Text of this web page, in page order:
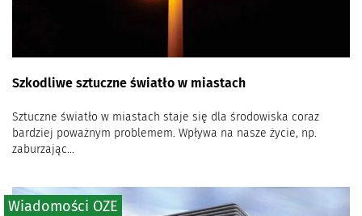
Szkodliwe sztuczne światło w miastach
Sztuczne światło w miastach staje się dla środowiska coraz
bardziej poważnym problemem. Wpływa na nasze życie, np.
zaburzając...
Wiadomości OZE